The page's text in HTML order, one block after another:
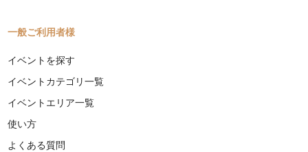
一般ご利用者様
イベントを探す
イベントカテゴリ一覧
イベントエリア一覧
使い方
よくある質問